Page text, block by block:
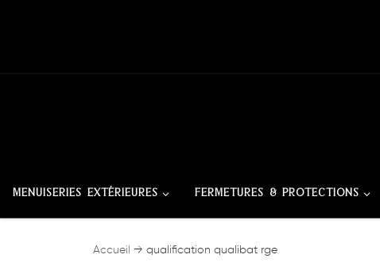
MENUISERIES EXTÉRIEURES FERMETURES & PROTECTIONS
Accueil → qualification qualibat rge